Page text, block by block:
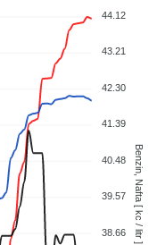
44.12
43.21
42.30
41.39
40.48
39.57
38.66 Benzin, Nafta [ kc / litr ]